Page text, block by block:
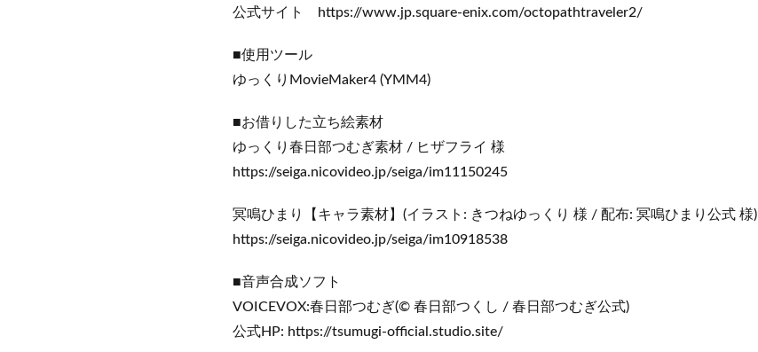
公式サイト https://www.jp.square-enix.com/octopathtraveler2/
■使用ツール
ゆっくりMovieMaker4 (YMM4)
■お借りした立ち絵素材
ゆっくり春日部つむぎ素材 / ヒザフライ 様
https://seiga.nicovideo.jp/seiga/im11150245
冥鳴ひまり【キャラ素材】(イラスト: きつねゆっくり 様 / 配布: 冥鳴ひまり公式 様)
https://seiga.nicovideo.jp/seiga/im10918538
■音声合成ソフト
VOICEVOX:春日部つむぎ(© 春日部つくし / 春日部つむぎ公式)
公式HP: https://tsumugi-official.studio.site/